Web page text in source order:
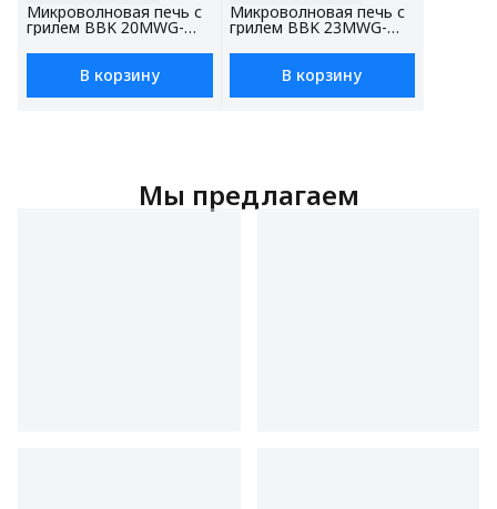
Микроволновая печь с
грилем BBK 20MWG-
20 л, мощность 700 Вт,
автоменюВ корзину
Микроволновая печь с
грилем BBK 23MWG-
объем 23 л, мощность
900 Вт, блокировка от
В корзину
Мы предлагаем